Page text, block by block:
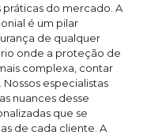
do mercado. A
é um pilar
de qualquer
onde a proteção de
complexa, contar
especialistas
nuances desse
que se
de cada cliente. A